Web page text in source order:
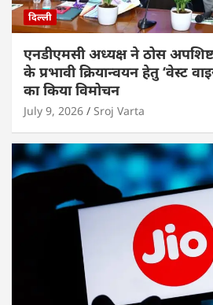
दिल्ली
एनडीएमसी अध्यक्ष ने ठोस
के प्रभावी क्रियान्वयन हेतु ‘वेस्ट
का किया विमोचन
July 9, 2026 Sroj Varta